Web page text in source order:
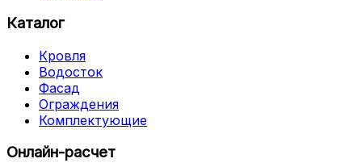
Каталог
Кровля
Водосток
Фасад
Ограждения
Комплектующие
Онлайн-расчет